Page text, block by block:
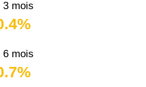
3 mois
6 mois